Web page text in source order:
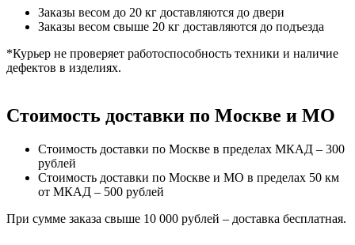
Заказы весом до 20 кг доставляются до двери
Заказы весом свыше 20 кг доставляются до подъезда
*Курьер не проверяет работоспособность техники и наличие
дефектов в изделиях.
Стоимость доставки по Москве и МО
Стоимость доставки по Москве в пределах МКАД – 300
рублей
Стоимость доставки по Москве и МО в пределах 50 км
от МКАД – 500 рублей
При сумме заказа свыше 10 000 рублей – доставка бесплатная.